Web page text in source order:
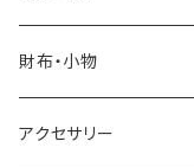
SALVATORE MARRA
CASIO
COACH
DANIEL WELLINGTON
財布・小物
SONNE
アクセサリー